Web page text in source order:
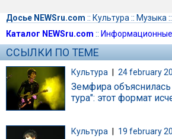
Досье NEWSru.com :: Культура :: Музыка ::
Каталог NEWSru.com :: Информационные
ССЫЛКИ ПО ТЕМЕ
Культура | 24 february
Земфира объяснилась
тура": этот формат
Культура 19 february